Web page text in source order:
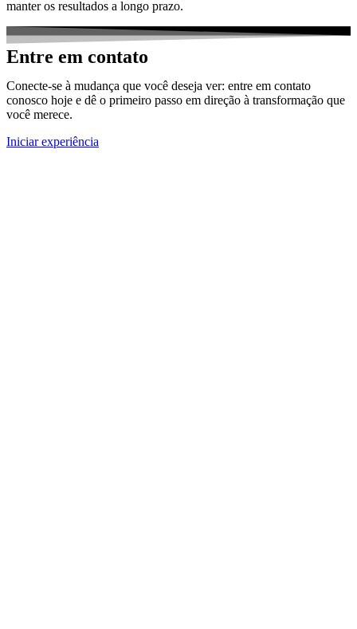
manter os resultados a longo prazo.
Entre em contato
Conecte-se à mudança que você deseja ver: entre em contato
conosco hoje e dê o primeiro passo em direção à transformação que
você merece.
Iniciar experiência